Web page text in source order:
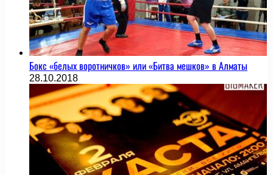
Бокс «белых воротничков» или «Битва мешков» в Алматы
28.10.2018